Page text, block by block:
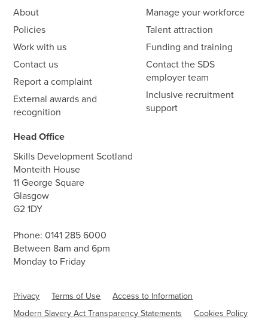
About
Policies
Work with us
Contact us
Report a complaint
External awards and
recognition
Manage your workforce
Talent attraction
Funding and training
Contact the SDS
employer team
Inclusive recruitment
support
Head Office
Skills Development Scotland
Monteith House
11 George Square
Glasgow
G2 1DY
Phone:0141 285 6000
Between 8am and 6pm
Monday to Friday
Privacy Terms of Use
Access to Information
Modern Slavery Act Transparency Statements
Cookies Policy